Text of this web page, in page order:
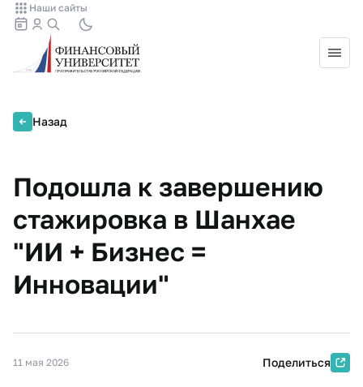
Наши сайты
Назад
Подошла к завершению
стажировка в Шанхае
"ИИ + Бизнес =
Инновации"
11 мая 2026 Поделиться